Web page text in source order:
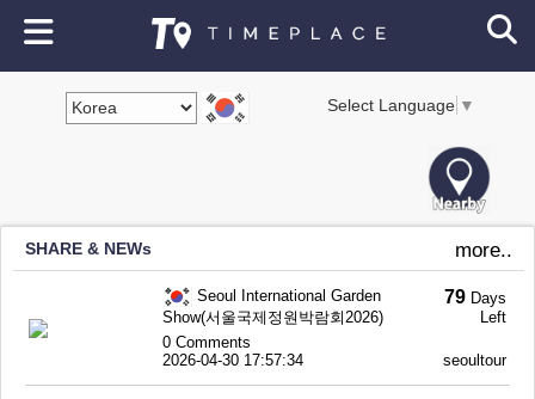
Select Language ▼
SHARE & NEWs more..
Seoul International Garden
Show(서울국제정원박람회2026)
79 Days
Left
0 Comments
2026-04-30 17:57:34
seoultour